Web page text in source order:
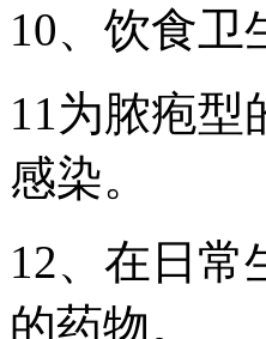
10、饮食卫
11为脓疱型
感染。
12、在日常
的药物。